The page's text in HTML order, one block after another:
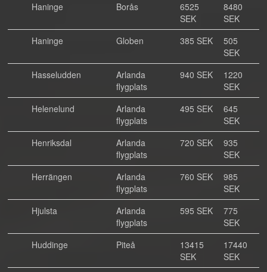
Haninge
Borås
6525
SEK
8480
SEK
Haninge
Globen 385 SEK
505
SEK
Hasseludden
Arlanda
flygplats
940 SEK
1220
SEK
Helenelund
Arlanda
flygplats
495 SEK
645
SEK
Henriksdal
Arlanda
flygplats
720 SEK
935
SEK
Herrängen
Arlanda
flygplats
760 SEK
985
SEK
Hjulsta
Arlanda
flygplats
595 SEK
775
SEK
Huddinge
Piteå
13415
SEK
17440
SEK